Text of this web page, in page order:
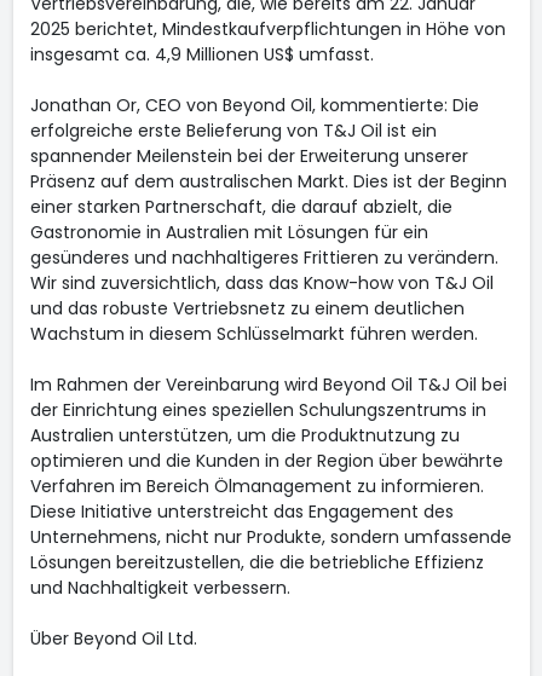
2025 berichtet, Mindestkaufverpflichtungen in Höhe von
insgesamt ca. 4,9 Millionen US$ umfasst.
Jonathan Or, CEO von Beyond Oil, kommentierte: Die
erfolgreiche erste Belieferung von T&J Oil ist ein
spannender Meilenstein bei der Erweiterung unserer
Präsenz auf dem australischen Markt. Dies ist der Beginn
einer starken Partnerschaft, die darauf abzielt, die
Gastronomie in Australien mit Lösungen für ein
gesünderes und nachhaltigeres Frittieren zu verändern.
Wir sind zuversichtlich, dass das Know-how von T&J Oil
und das robuste Vertriebsnetz zu einem deutlichen
Wachstum in diesem Schlüsselmarkt führen werden.
Im Rahmen der Vereinbarung wird Beyond Oil T&J Oil bei
der Einrichtung eines speziellen Schulungszentrums in
Australien unterstützen, um die Produktnutzung zu
optimieren und die Kunden in der Region über bewährte
Verfahren im Bereich Ölmanagement zu informieren.
Diese Initiative unterstreicht das Engagement des
Unternehmens, nicht nur Produkte, sondern umfassende
Lösungen bereitzustellen, die die betriebliche Effizienz
und Nachhaltigkeit verbessern.
Über Beyond Oil Ltd.